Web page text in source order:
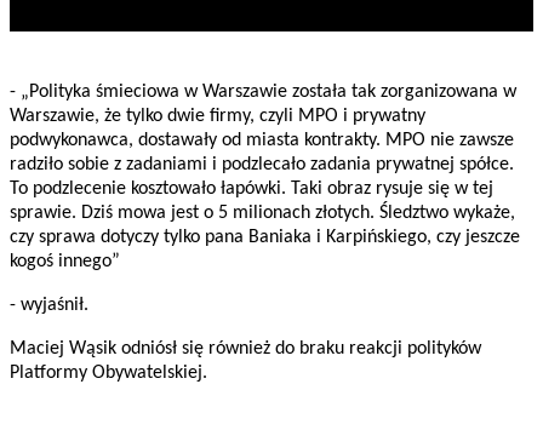
- „Polityka śmieciowa w Warszawie została tak zorganizowana w
Warszawie, że tylko dwie firmy, czyli MPO i prywatny
podwykonawca, dostawały od miasta kontrakty. MPO nie zawsze
radziło sobie z zadaniami i podzlecało zadania prywatnej spółce.
To podzlecenie kosztowało łapówki. Taki obraz rysuje się w tej
sprawie. Dziś mowa jest o 5 milionach złotych. Śledztwo wykaże,
czy sprawa dotyczy tylko pana Baniaka i Karpińskiego, czy jeszcze
kogoś innego”
- wyjaśnił.
Maciej Wąsik odniósł się również do braku reakcji polityków
Platformy Obywatelskiej.